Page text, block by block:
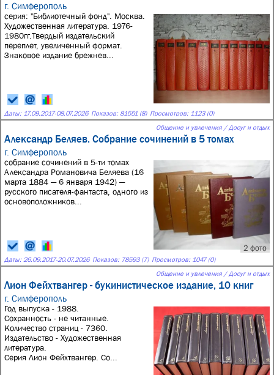
г. Симферополь
серия: "Библиотечный фонд". Москва.
Художественная литература. 1976-
1980гг.Твердый издательский
переплет, увеличенный формат.
Знаковое издание брежнев...
Даты: 17.09.2017-08.07.2026 Показов: 81551 (8) Просмотров: 1123 (0)
Общение и увлечения / Досуг и отдых
Александр Беляев. Собрание сочинений в 5 томах
г. Симферополь
2 фото
собрание сочинений в 5-ти томах
Александра Романовича Беляева (16
марта 1884 — 6 января 1942) —
русского писателя-фантаста, одного из
основоположников...
Даты: 26.09.2017-20.07.2026 Показов: 78593 (7) Просмотров: 1047 (0)
Общение и увлечения / Досуг и отдых
Лион Фейхтвангер - букинистическое издание, 10 книг
г. Симферополь
Год выпуска - 1988.
Сохранность - не читанные.
Количество страниц - 7360.
Издательство - Художественная
литература.
Серия Лион Фейхтвангер. Со...